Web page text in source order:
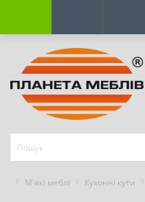
М'які меблі Кухонні кути